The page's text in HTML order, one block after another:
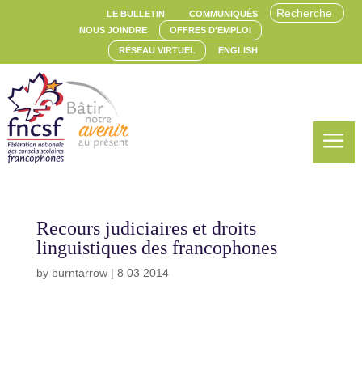
LE BULLETIN
COMMUNIQUÉS
NOUS JOINDRE
OFFRES D'EMPLOI
RÉSEAU VIRTUEL ENGLISH
a
Recours judiciaires et droits
linguistiques des francophones
by burntarrow| 8 03 2014